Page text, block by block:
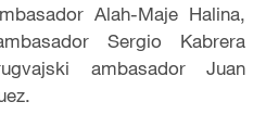
Alah-Maje Halina,
Sergio Kabrera
ambasador Juan